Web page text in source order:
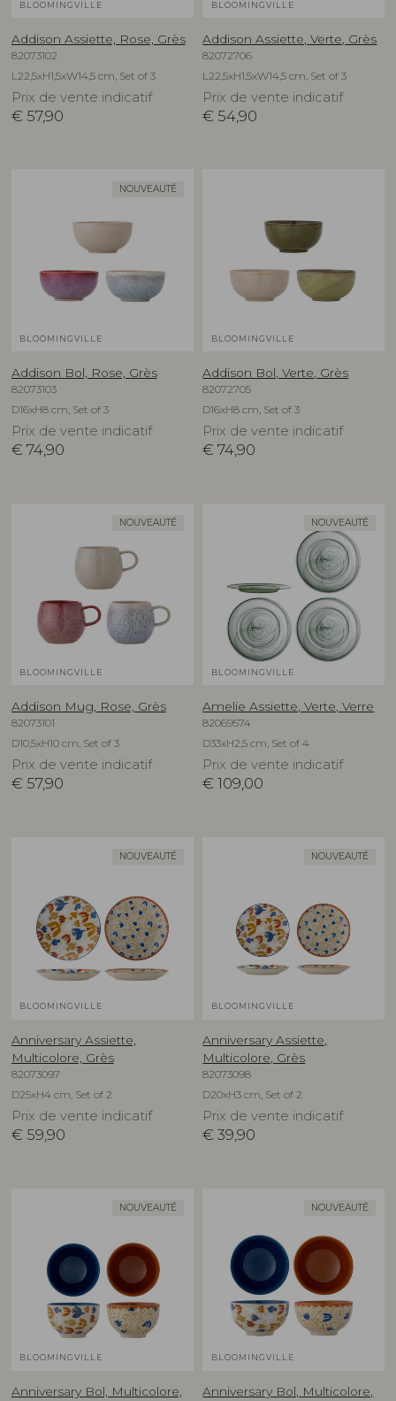
BLOOMINGVILLE
Addison Assiette, Rose, Grès
82073102
L22,5xH1,5xW14,5 cm, Set of 3
Prix de vente indicatif
€ 57,90
BLOOMINGVILLE
Addison Assiette, Verte, Grès
82072706
L22,5xH1,5xW14,5 cm, Set of 3
Prix de vente indicatif
€ 54,90
NOUVEAUTÉ
BLOOMINGVILLE
Addison Bol, Rose, Grès
82073103
D16xH8 cm, Set of 3
Prix de vente indicatif
€ 74,90
BLOOMINGVILLE
Addison Bol, Verte, Grès
82072705
D16xH8 cm, Set of 3
Prix de vente indicatif
€ 74,90
NOUVEAUTÉ
BLOOMINGVILLE
Addison Mug, Rose, Grès
82073101
D10,5xH10 cm, Set of 3
Prix de vente indicatif
€ 57,90
NOUVEAUTÉ
BLOOMINGVILLE
Amelie Assiette, Verte, Verre
82069574
D33xH2,5 cm, Set of 4
Prix de vente indicatif
€ 109,00
NOUVEAUTÉ
BLOOMINGVILLE
Anniversary Assiette,
Multicolore, Grès
82073097
D25xH4 cm, Set of 2
Prix de vente indicatif
€ 59,90
NOUVEAUTÉ
BLOOMINGVILLE
Anniversary Assiette,
Multicolore, Grès
82073098
D20xH3 cm, Set of 2
Prix de vente indicatif
€ 39,90
NOUVEAUTÉ
BLOOMINGVILLE
Anniversary Bol, Multicolore,
NOUVEAUTÉ
BLOOMINGVILLE
Anniversary Bol, Multicolore,